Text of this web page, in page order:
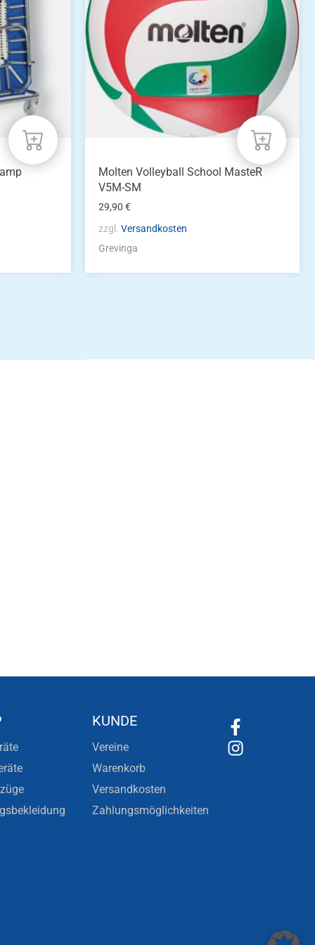
Molten Volleyball School MasteR
V5M-SM
29,90€
zzgl.Versandkosten
Grevinga
KUNDE
Vereine
Warenkorb
Versandkosten
Zahlungsmöglichkeiten